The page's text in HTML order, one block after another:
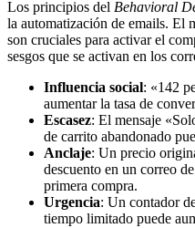
Los principios del Behavioral
la automatización de emails. El
son cruciales para activar el
sesgos que se activan en los
Influencia social: «142
aumentar la tasa de
Escasez: El mensaje
de carrito abandonado
Anclaje: Un precio
descuento en un correo
primera compra.
Urgencia: Un contador
tiempo limitado puede